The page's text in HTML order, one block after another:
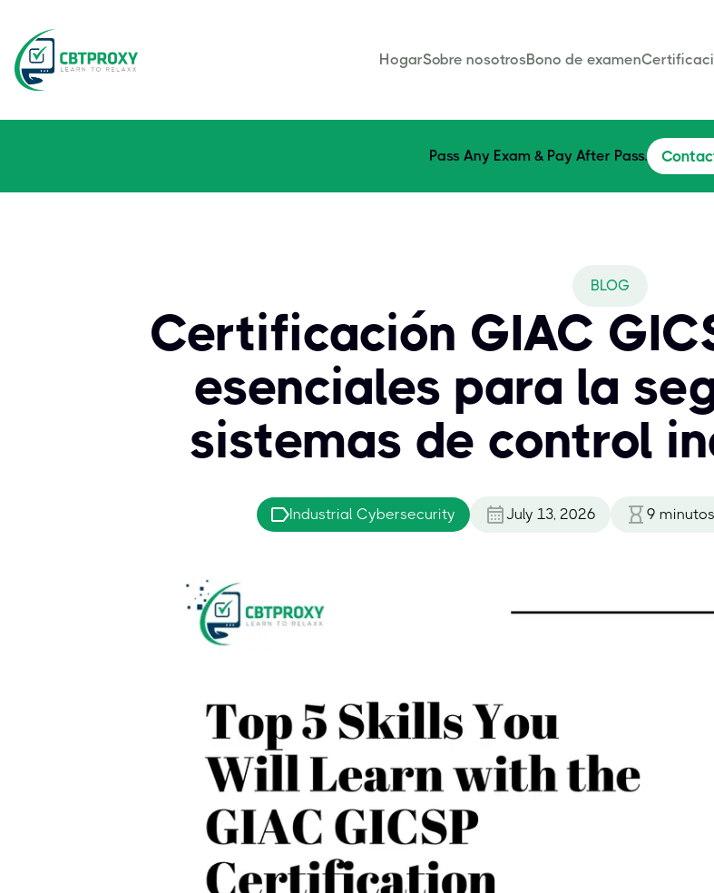
HogarSobre nosotrosBono de examen
Pass Any Exam & Pay After Pass.
BLOG
Certificación GIAC
esenciales para la
sistemas de control
Industrial Cybersecurity July 13, 2026 9